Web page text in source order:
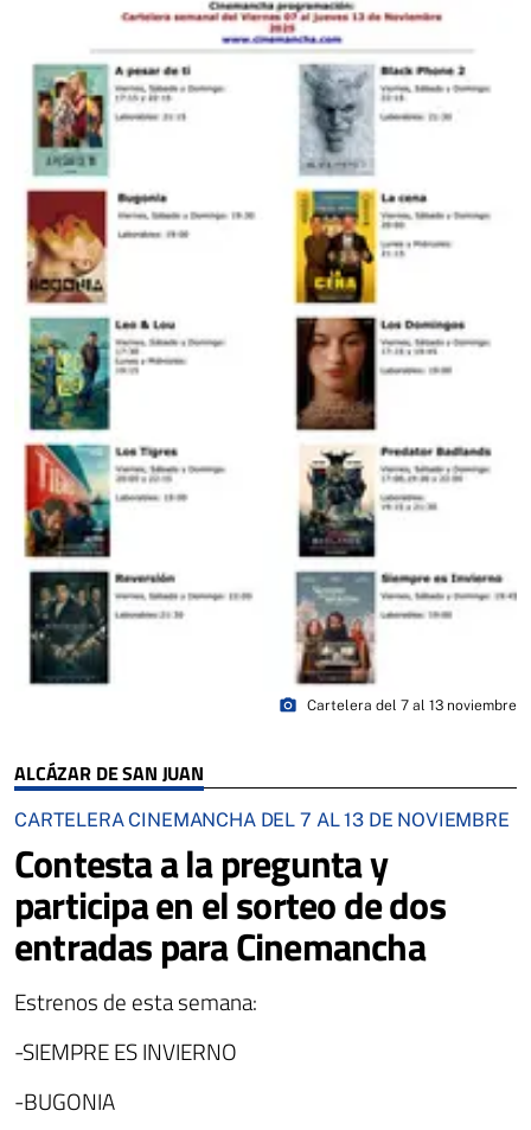
ALCÁZAR DE SAN JUAN
CARTELERA CINEMANCHA DEL 7 AL 13 DE NOVIEMBRE
Contesta a la pregunta y
participa en el sorteo de dos
entradas para Cinemancha
Estrenos de esta semana:
-SIEMPRE ES INVIERNO
-BUGONIA
photo_camera Cartelera del 7 al 13 noviembre